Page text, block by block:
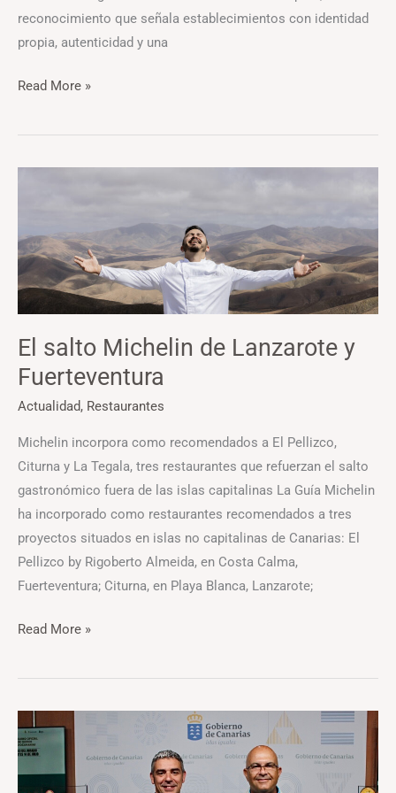
reconocimiento que señala establecimientos con identidad
propia, autenticidad y una
Read More »
El salto Michelin de Lanzarote y
Fuerteventura
Actualidad, Restaurantes
Michelin incorpora como recomendados a El Pellizco,
Citurna y La Tegala, tres restaurantes que refuerzan el salto
gastronómico fuera de las islas capitalinas La Guía Michelin
ha incorporado como restaurantes recomendados a tres
proyectos situados en islas no capitalinas de Canarias: El
Pellizco by Rigoberto Almeida, en Costa Calma,
Fuerteventura; Citurna, en Playa Blanca, Lanzarote;
de
Lanzarote
Read More »
queso